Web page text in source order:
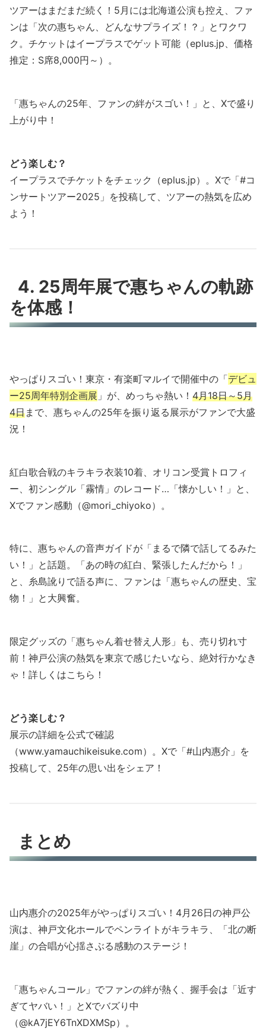
ツアーはまだまだ続く！5月には北海道公演も控え、ファ
ンは「次の惠ちゃん、どんなサプライズ！？」とワクワ
ク。チケットはイープラスでゲット可能（eplus.jp、価格
推定：S席8,000円～）。
「惠ちゃんの25年、ファンの絆がスゴい！」と、Xで盛り
上がり中！
どう楽しむ？
イープラスでチケットをチェック（eplus.jp）。Xで「#コ
ンサートツアー2025」を投稿して、ツアーの熱気を広め
よう！
4. 25周年展で惠ちゃんの軌跡
を体感！
やっぱりスゴい！東京・有楽町マルイで開催中の「デビュ
ー25周年特別企画展 」が、めっちゃ熱い！ 4月18日～5月
4日まで、惠ちゃんの25年を振り返る展示がファンで大盛
況！
紅白歌合戦のキラキラ衣装10着、オリコン受賞トロフィ
ー、初シングル「霧情」のレコード…「懐かしい！」と、
Xでファン感動（@mori_chiyoko）。
特に、惠ちゃんの音声ガイドが「まるで隣で話してるみた
い！」と話題。「あの時の紅白、緊張したんだから！」
と、糸島訛りで語る声に、ファンは「惠ちゃんの歴史、宝
物！」と大興奮。
限定グッズの「惠ちゃん着せ替え人形」も、売り切れ寸
前！神戸公演の熱気を東京で感じたいなら、絶対行かなき
ゃ！詳しくはこちら！
どう楽しむ？
展示の詳細を公式で確認
（www.yamauchikeisuke.com）。Xで「#山内惠介」を
投稿して、25年の思い出をシェア！
まとめ
山内惠介の2025年がやっぱりスゴい！4月26日の神戸公
演は、神戸文化ホールでペンライトがキラキラ、「北の断
崖」の合唱が心揺さぶる感動のステージ！
「惠ちゃんコール」でファンの絆が熱く、握手会は「近す
ぎてヤバい！」とXでバズり中
（@kA7jEY6TnXDXMSp）。